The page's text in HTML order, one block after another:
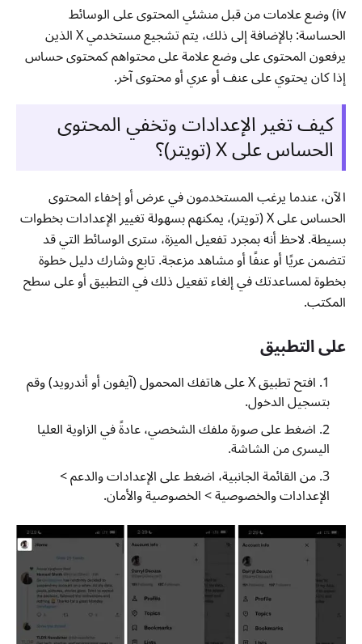
iv) وضع علامات من قبل منشئي المحتوى على الوسائط
الحساسة: بالإضافة إلى ذلك، يتم تشجيع مستخدمي X الذين
يرفعون المحتوى على وضع علامة على محتواهم كمحتوى حساس
إذا كان يحتوي على عنف أو عري أو محتوى آخر.
كيف تغير الإعدادات وتخفي المحتوى
الحساس على X (تويتر)؟
الآن، عندما يرغب المستخدمون في عرض أو إخفاء المحتوى
الحساس على X (تويتر)، يمكنهم بسهولة تغيير الإعدادات بخطوات
بسيطة. لاحظ أنه بمجرد تفعيل الميزة، سترى الوسائط التي قد
تتضمن عريًا أو عنفًا أو مشاهد مزعجة. تابع وشارك دليل خطوة
بخطوة لمساعدتك في إلغاء تفعيل ذلك في التطبيق أو على سطح
المكتب.
على التطبيق
افتح تطبيق X على هاتفك المحمول (آيفون أو أندرويد) وقم
بتسجيل الدخول.
اضغط على صورة ملفك الشخصي، عادةً في الزاوية العليا
اليسرى من الشاشة.
من القائمة الجانبية، اضغط على الإعدادات والدعم >
الإعدادات والخصوصية > الخصوصية والأمان.